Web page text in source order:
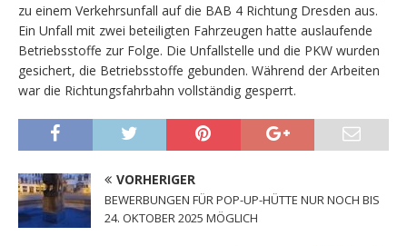
zu einem Verkehrsunfall auf die BAB 4 Richtung Dresden aus.
Ein Unfall mit zwei beteiligten Fahrzeugen hatte auslaufende
Betriebsstoffe zur Folge. Die Unfallstelle und die PKW wurden
gesichert, die Betriebsstoffe gebunden. Während der Arbeiten
war die Richtungsfahrbahn vollständig gesperrt.
VORHERIGER
BEWERBUNGEN FÜR POP-UP-HÜTTE NUR NOCH BIS
24. OKTOBER 2025 MÖGLICH